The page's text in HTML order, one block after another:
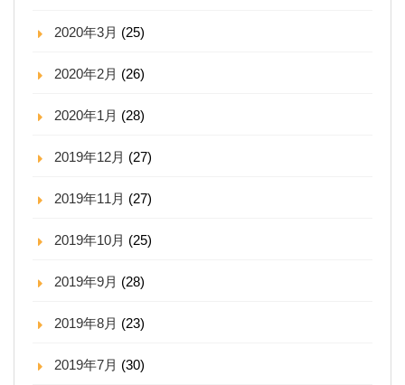
2020年3月 (25)
2020年2月 (26)
2020年1月 (28)
2019年12月 (27)
2019年11月 (27)
2019年10月 (25)
2019年9月 (28)
2019年8月 (23)
2019年7月 (30)